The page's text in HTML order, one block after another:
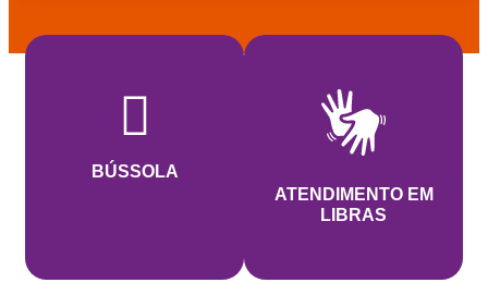
BÚSSOLA
ATENDIMENTO EM
LIBRAS